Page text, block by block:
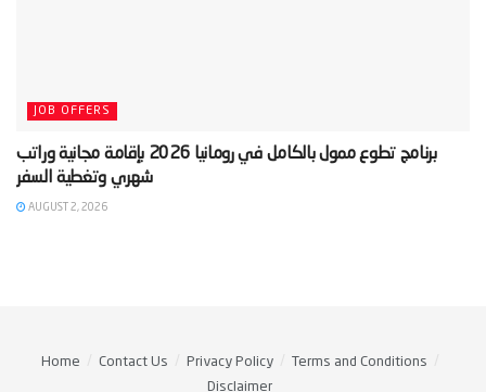
JOB OFFERS
‫برنامج تطوع ممول بالكامل في رومانيا 2026 بإقامة مجانية وراتب
شهري وتغطية السفر‬
AUGUST 2, 2026
Home Contact Us Privacy Policy
Terms and Conditions
Disclaimer